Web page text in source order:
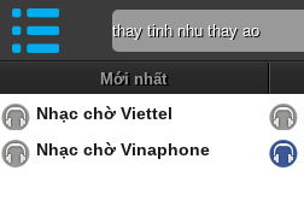
Mới nhất
Nhạc chờ Viettel
Nhạc chờ Vinaphone